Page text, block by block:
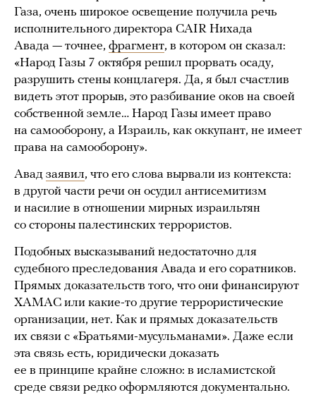
Газа, очень широкое освещение получила речь
исполнительного директора CAIR Нихада
Авада — точнее, фрагмент, в котором он сказал:
«Народ Газы 7 октября решил прорвать осаду,
разрушить стены концлагеря. Да, я был счастлив
видеть этот прорыв, это разбивание оков на своей
собственной земле… Народ Газы имеет право
на самооборону, а Израиль, как оккупант, не имеет
права на самооборону».
Авад заявил, что его слова вырвали из контекста:
в другой части речи он осудил антисемитизм
и насилие в отношении мирных израильтян
со стороны палестинских террористов.
Подобных высказываний недостаточно для
судебного преследования Авада и его соратников.
Прямых доказательств того, что они финансируют
ХАМАС или какие-то другие террористические
организации, нет. Как и прямых доказательств
их связи с «Братьями-мусульманами». Даже если
эта связь есть, юридически доказать
ее в принципе крайне сложно: в исламистской
среде связи редко оформляются документально.